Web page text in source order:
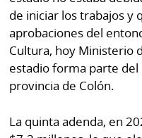
de iniciar los trabajos y
aprobaciones del
Cultura, hoy Ministerio
estadio forma parte
provincia de Colón.
La quinta adenda, en